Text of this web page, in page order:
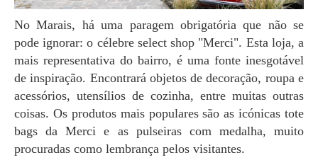
No Marais, há uma paragem obrigatória que não se
pode ignorar: o célebre select shop "Merci". Esta loja, a
mais representativa do bairro, é uma fonte inesgotável
de inspiração. Encontrará objetos de decoração, roupa e
acessórios, utensílios de cozinha, entre muitas outras
coisas. Os produtos mais populares são as icónicas tote
bags da Merci e as pulseiras com medalha, muito
procuradas como lembrança pelos visitantes.